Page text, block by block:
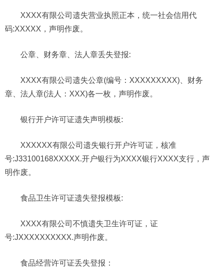
XXXX有限公司遗失营业执照正本，统一社会信用代
码:XXXXX，声明作废。
公章、财务章、法人章丢失登报:
XXXX有限公司遗失公章(编号：XXXXXXXXX)、财务
章、法人章(法人：XXX)各一枚，声明作废。
银行开户许可证遗失声明模板:
XXXXXX有限公司遗失银行开户许可证，核准
号:J33100168XXXXX.开户银行为XXXX银行XXXX支行，声
明作废。
食品卫生许可证遗失登报模板:
XXXX有限公司不慎遗失卫生许可证，证
号:JXXXXXXXXXX.声明作废。
食品经营许可证丢失登报：